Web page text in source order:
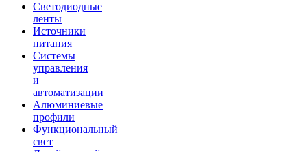
Светодиодные
ленты
Источники
питания
Системы
управления
и
автоматизации
Алюминиевые
профили
Функциональный
свет